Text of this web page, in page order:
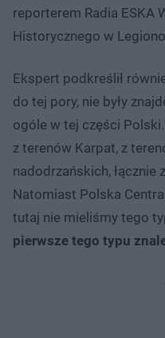
reporterem Radia ESKA
Historycznego w
Ekspert podkreślił
do tej pory, nie były
ogóle w tej części
z terenów Karpat, z
nadodrzańskich, łącznie
Natomiast Polska
tutaj nie mieliśmy tego
pierwsze tego typu